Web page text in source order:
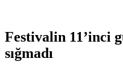
Festivalin 11’inci
sığmadı